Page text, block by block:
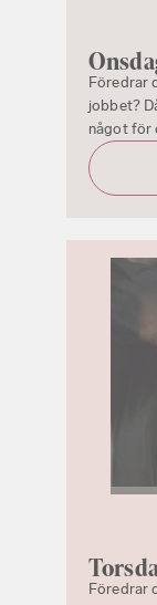
Föredrar
jobbet?
något för
Föredrar